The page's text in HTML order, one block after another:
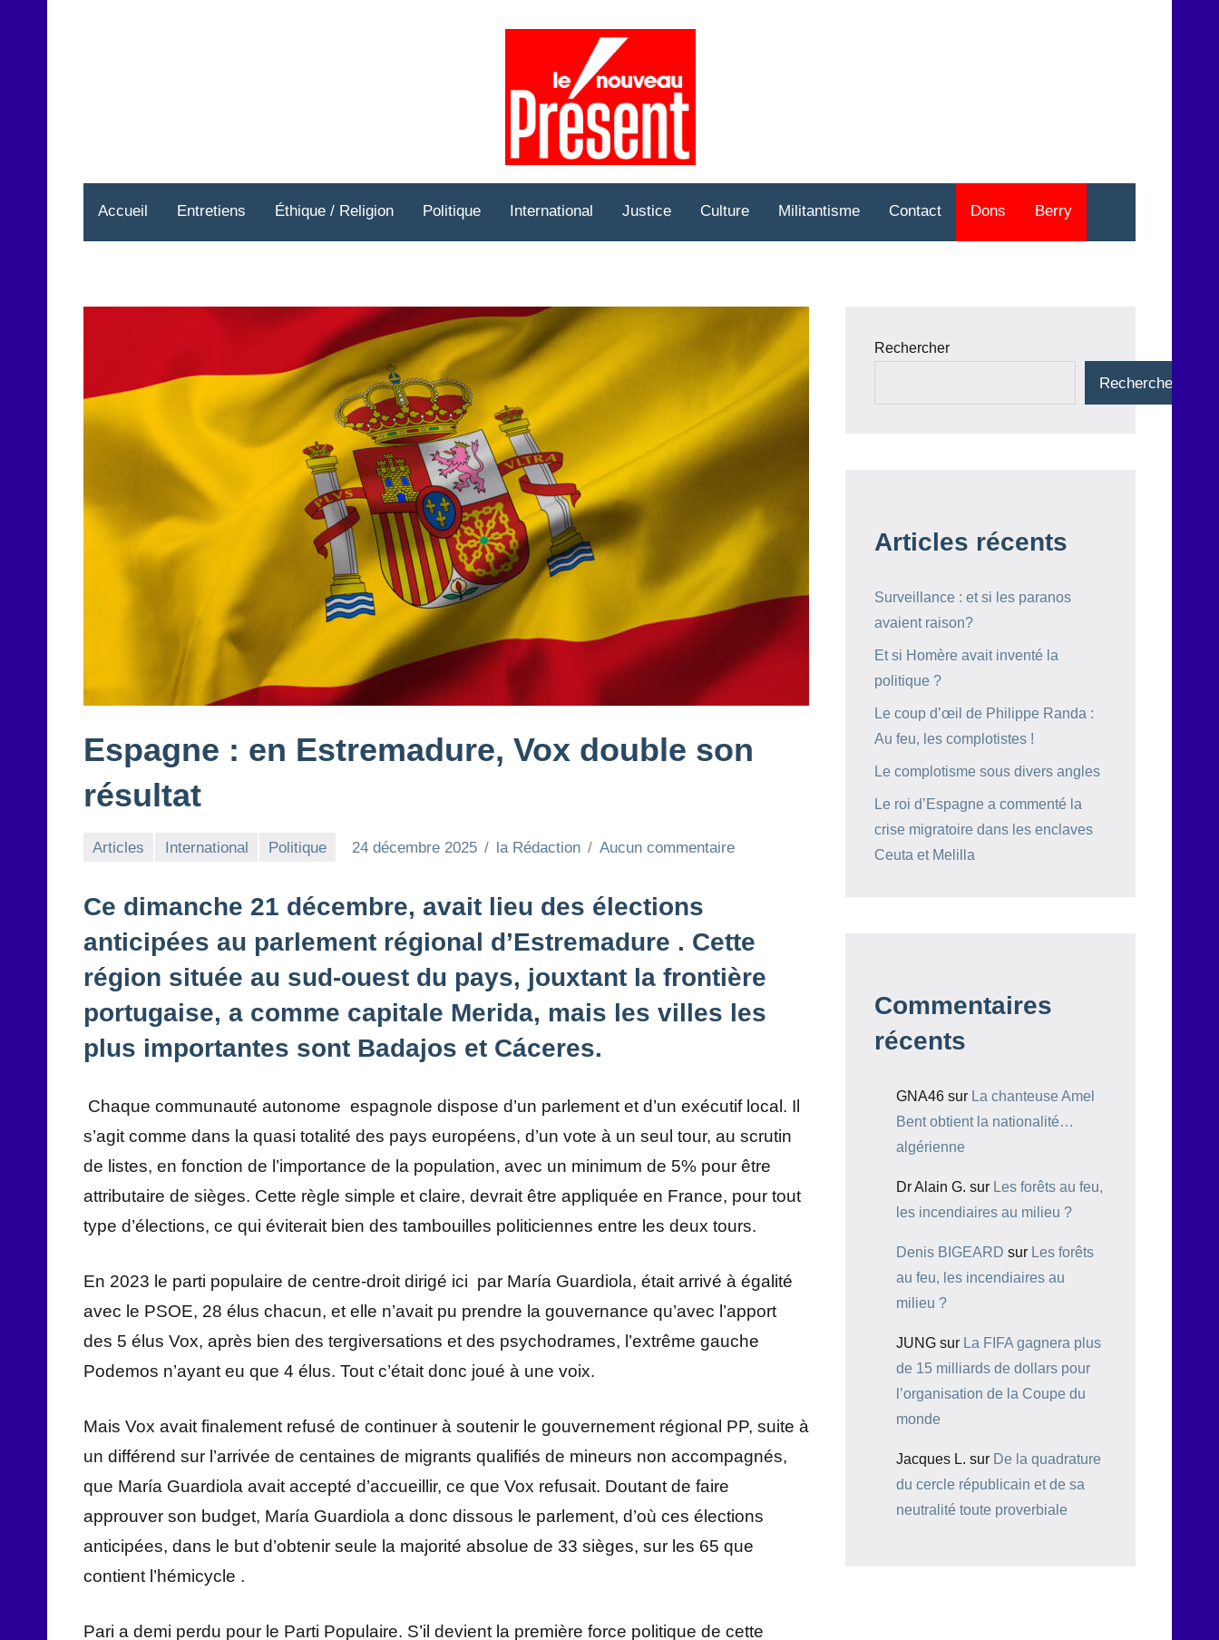
Accueil Entretiens Éthique / Religion Politique International Justice Culture Militantisme Contact Dons Berry
Espagne : en Estremadure, Vox double son
résultat
Articles International Politique 24 décembre 2025 la Rédaction Aucun commentaire
Ce dimanche 21 décembre, avait lieu des élections
anticipées au parlement régional d’Estremadure . Cette
région située au sud-ouest du pays, jouxtant la frontière
portugaise, a comme capitale Merida, mais les villes les
plus importantes sont Badajos et Cáceres.
Chaque communauté autonome espagnole dispose d’un parlement et d’un exécutif local. Il
s’agit comme dans la quasi totalité des pays européens, d’un vote à un seul tour, au scrutin
de listes, en fonction de l’importance de la population, avec un minimum de 5% pour être
attributaire de sièges. Cette règle simple et claire, devrait être appliquée en France, pour tout
type d’élections, ce qui éviterait bien des tambouilles politiciennes entre les deux tours.
En 2023 le parti populaire de centre-droit dirigé ici par María Guardiola, était arrivé à égalité
avec le PSOE, 28 élus chacun, et elle n’avait pu prendre la gouvernance qu’avec l’apport
des 5 élus Vox, après bien des tergiversations et des psychodrames, l’extrême gauche
Podemos n’ayant eu que 4 élus. Tout c’était donc joué à une voix.
Mais Vox avait finalement refusé de continuer à soutenir le gouvernement régional PP, suite à
un différend sur l’arrivée de centaines de migrants qualifiés de mineurs non accompagnés,
que María Guardiola avait accepté d’accueillir, ce que Vox refusait. Doutant de faire
approuver son budget, María Guardiola a donc dissous le parlement, d’où ces élections
anticipées, dans le but d’obtenir seule la majorité absolue de 33 sièges, sur les 65 que
contient l’hémicycle .
Pari a demi perdu pour le Parti Populaire. S’il devient la première force politique de cette
Rechercher
Rechercher
Articles récents
Surveillance : et si les paranos
avaient raison?
Et si Homère avait inventé la
politique ?
Le coup d’œil de Philippe Randa :
Au feu, les complotistes !
Le complotisme sous divers angles
Le roi d’Espagne a commenté la
crise migratoire dans les enclaves
Ceuta et Melilla
Commentaires
récents
GNA46 sur La chanteuse Amel
Bent obtient la nationalité…
algérienne
Dr Alain G. sur Les forêts au feu,
les incendiaires au milieu ?
Denis BIGEARD sur Les forêts
au feu, les incendiaires au
milieu ?
JUNG sur La FIFA gagnera plus
de 15 milliards de dollars pour
l’organisation de la Coupe du
monde
Jacques L. sur De la quadrature
du cercle républicain et de sa
neutralité toute proverbiale